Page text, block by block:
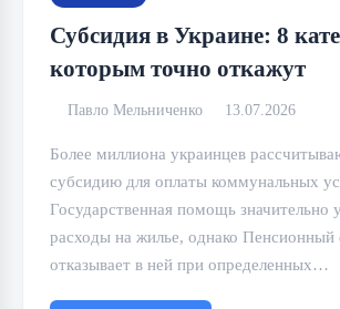
Субсидия в Украине: 8
которым точно откажут
Павло Мельниченко 13.07.2026
Более миллиона украинцев
субсидию для оплаты коммунальных
Государственная помощь значительно
расходы на жилье, однако Пенсионный
отказывает в ней при определенных…